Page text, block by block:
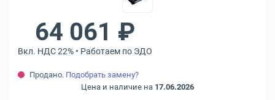
64 061 ₽
Вкл. НДС 22% • Работаем по ЭДО
Продано. Подобрать замену?
Цена и наличие на 17.06.2026